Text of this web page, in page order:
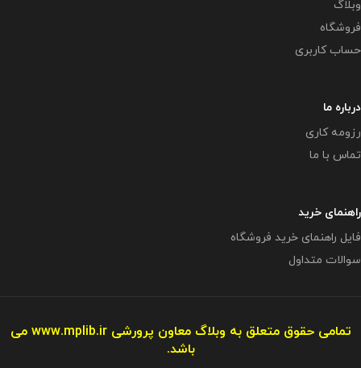
وبلاگ
فروشگاه
حساب کاربری
درباره ما
رزومه کاری
تماس با ما
راهنمای خرید
فایل راهنمای خرید فروشگاه
سوالات متداول
تمامی حقوق متعلق به وبلاگ معاون پرورشیwww.mplib.ir می
باشد.